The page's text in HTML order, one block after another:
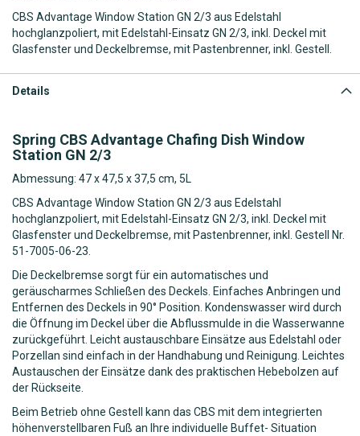
CBS Advantage Window Station GN 2/3 aus Edelstahl
hochglanzpoliert, mit Edelstahl-Einsatz GN 2/3, inkl. Deckel mit
Glasfenster und Deckelbremse, mit Pastenbrenner, inkl. Gestell.
Details
Spring CBS Advantage Chafing Dish Window
Station GN 2/3
Abmessung: 47 x 47,5 x 37,5 cm, 5L
CBS Advantage Window Station GN 2/3 aus Edelstahl
hochglanzpoliert, mit Edelstahl-Einsatz GN 2/3, inkl. Deckel mit
Glasfenster und Deckelbremse, mit Pastenbrenner, inkl. Gestell Nr.
51-7005-06-23.
Die Deckelbremse sorgt für ein automatisches und
geräuscharmes Schließen des Deckels. Einfaches Anbringen und
Entfernen des Deckels in 90° Position. Kondenswasser wird durch
die Öffnung im Deckel über die Abflussmulde in die Wasserwanne
zurückgeführt. Leicht austauschbare Einsätze aus Edelstahl oder
Porzellan sind einfach in der Handhabung und Reinigung. Leichtes
Austauschen der Einsätze dank des praktischen Hebebolzen auf
der Rückseite.
Beim Betrieb ohne Gestell kann das CBS mit dem integrierten
höhenverstellbaren Fuß an Ihre individuelle Buffet- Situation